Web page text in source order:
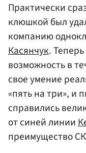
Практически
клюшкой был
компанию
Касянчук.
возможность в
свое умение
«пять на три», и
справились
от синей линии
преимущество